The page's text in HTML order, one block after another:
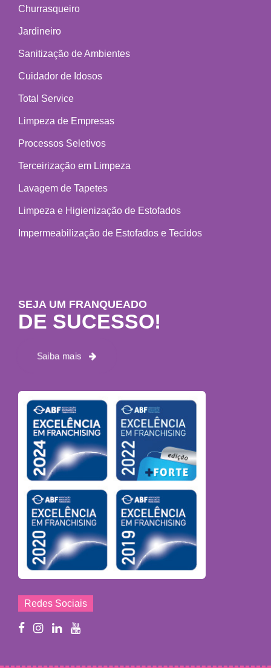
Churrasqueiro
Jardineiro
Sanitização de Ambientes
Cuidador de Idosos
Total Service
Limpeza de Empresas
Processos Seletivos
Terceirização em Limpeza
Lavagem de Tapetes
Limpeza e Higienização de Estofados
Impermeabilização de Estofados e Tecidos
SEJA UM FRANQUEADO
DE SUCESSO!
Saiba mais
Redes Sociais